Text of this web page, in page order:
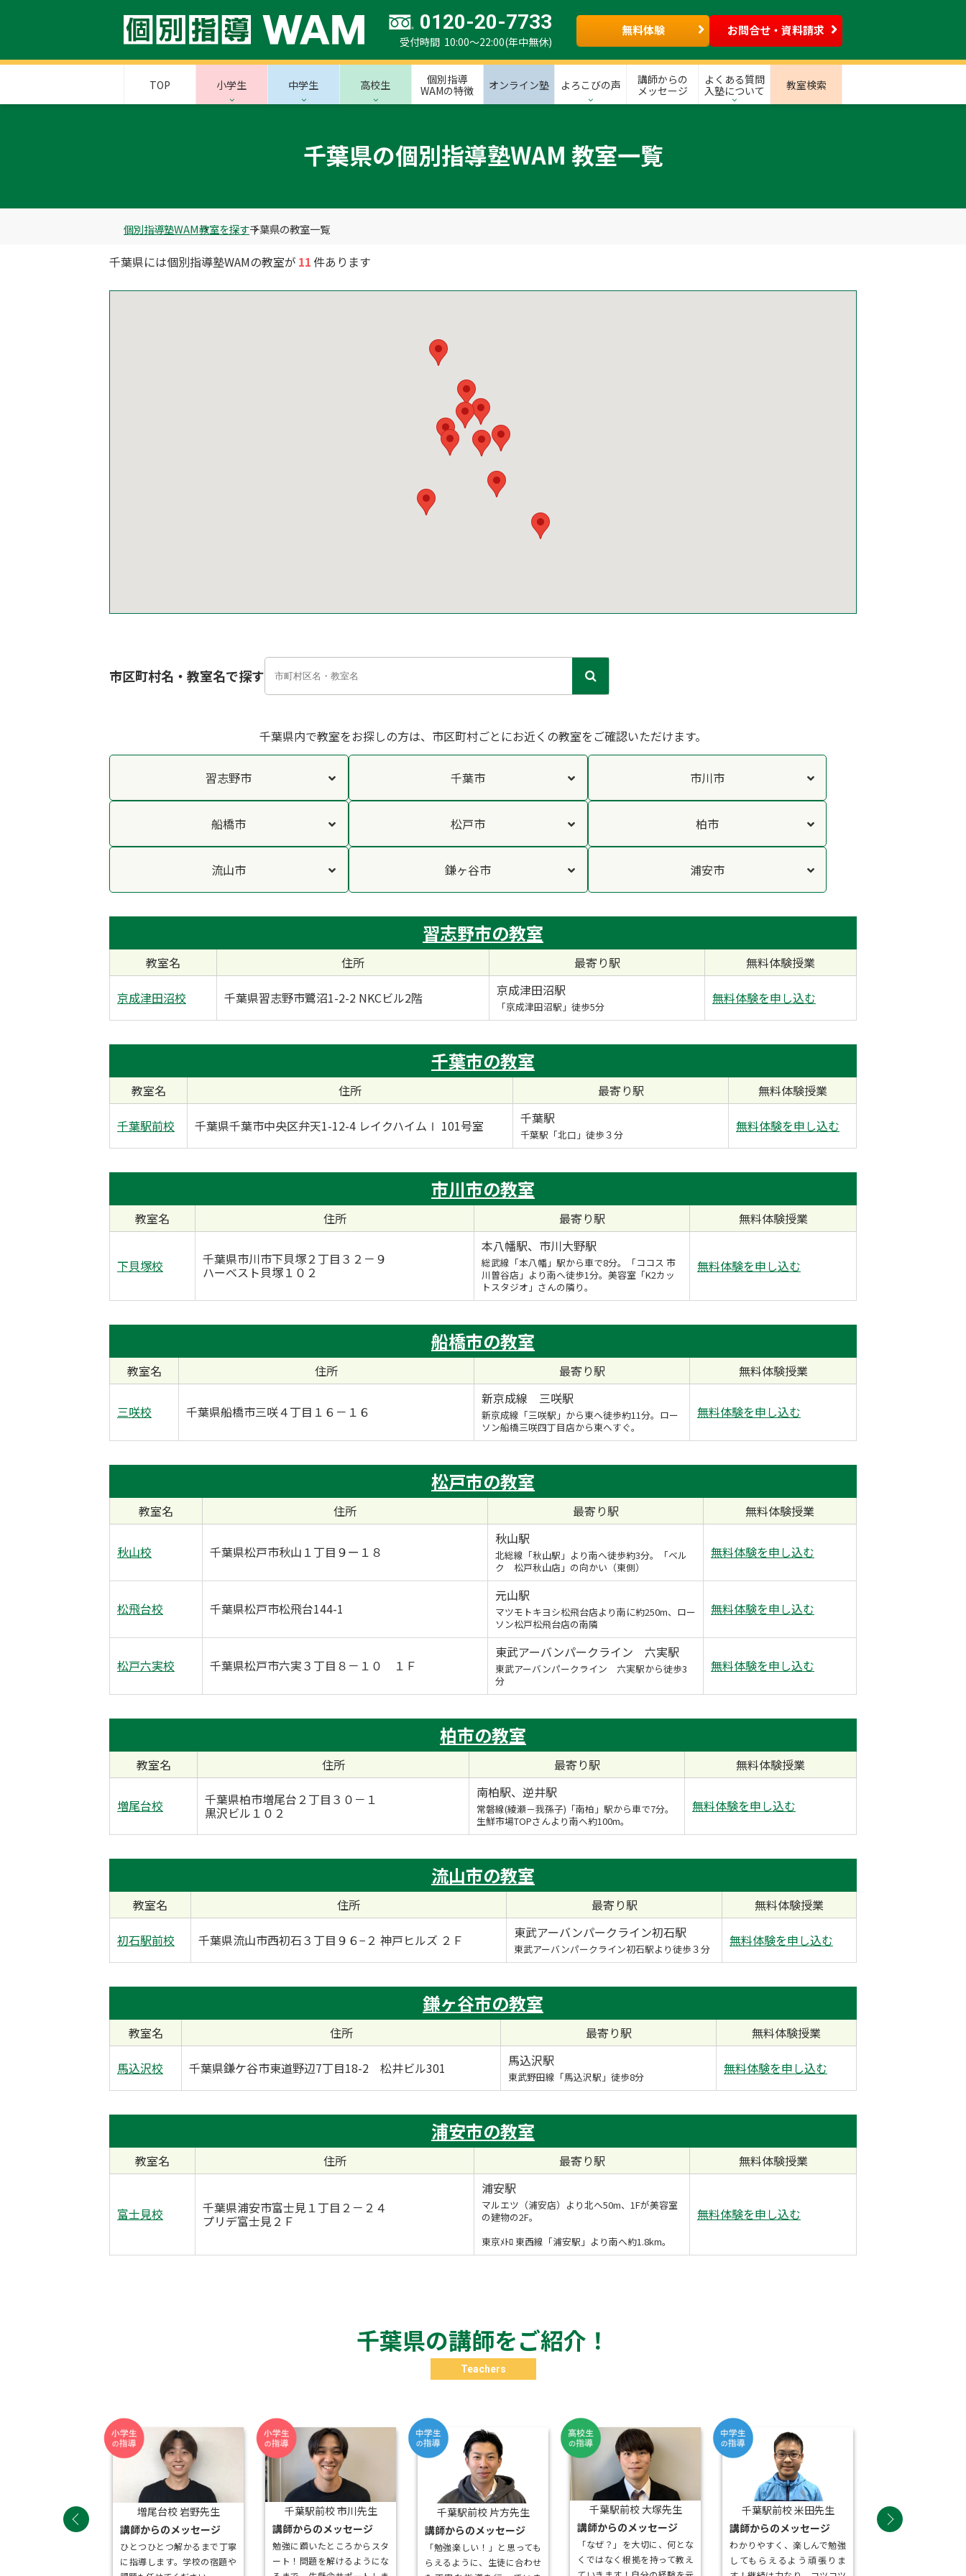
0120-20-7733
受付時間 10:00～22:00(年中無休)
無料体験 お問合せ・資料請求
TOP 小学生 中学生 高校生
個別指導
WAMの特徴
オンライン塾 よろこびの声
講師からの
メッセージ
よくある質問
入塾について
教室検索
千葉県の個別指導塾WAM 教室一覧
個別指導塾WAM教室を探す千葉県の教室一覧
千葉県には個別指導塾WAMの教室が 11件あります
市区町村名・教室名で探す
千葉県内で教室をお探しの方は、市区町村ごとにお近くの教室をご確認いただけます。
習志野市 千葉市 市川市
船橋市 松戸市 柏市
流山市 鎌ヶ谷市 浦安市
習志野市の教室
教室名 住所 最寄り駅 無料体験授業
京成津田沼校 千葉県習志野市鷺沼1-2-2 NKCビル2階 京成津田沼駅
「京成津田沼駅」徒歩5分
無料体験を申し込む
千葉市の教室
教室名 住所 最寄り駅 無料体験授業
千葉駅前校 千葉県千葉市中央区弁天1-12-4 レイクハイムⅠ 101号室 千葉駅
千葉駅「北口」徒歩３分
無料体験を申し込む
市川市の教室
教室名 住所 最寄り駅 無料体験授業
下貝塚校 千葉県市川市下貝塚２丁目３２－９
ハーベスト貝塚１０２
本八幡駅、市川大野駅
総武線「本八幡」駅から車で8分。「ココス 市
川曽谷店」より南へ徒歩1分。美容室「K2カッ
トスタジオ」さんの隣り。
無料体験を申し込む
船橋市の教室
教室名 住所 最寄り駅 無料体験授業
三咲校 千葉県船橋市三咲４丁目１６－１６
新京成線 三咲駅
新京成線「三咲駅」から東へ徒歩約11分。ロー
ソン船橋三咲四丁目店から東へすぐ。
無料体験を申し込む
松戸市の教室
教室名 住所 最寄り駅 無料体験授業
秋山校 千葉県松戸市秋山１丁目９ー１８
秋山駅
北総線「秋山駅」より南へ徒歩約3分。「ベル
ク 松戸秋山店」の向かい（東側）
無料体験を申し込む
松飛台校 千葉県松戸市松飛台144-1
元山駅
マツモトキヨシ松飛台店より南に約250m、ロー
ソン松戸松飛台店の南隣
無料体験を申し込む
松戸六実校 千葉県松戸市六実３丁目８－１０ １Ｆ
東武アーバンパークライン 六実駅
東武アーバンパークライン 六実駅から徒歩3
分
無料体験を申し込む
柏市の教室
教室名 住所 最寄り駅 無料体験授業
増尾台校 千葉県柏市増尾台２丁目３０－１
黒沢ビル１０２
南柏駅、逆井駅
常磐線(綾瀬－我孫子)「南柏」駅から車で7分。
生鮮市場TOPさんより南へ約100m。
無料体験を申し込む
流山市の教室
教室名 住所 最寄り駅 無料体験授業
初石駅前校 千葉県流山市西初石３丁目９６−２ 神戸ヒルズ ２Ｆ 東武アーバンパークライン初石駅
東武アーバンパークライン初石駅より徒歩３分
無料体験を申し込む
鎌ヶ谷市の教室
教室名 住所 最寄り駅 無料体験授業
馬込沢校 千葉県鎌ケ谷市東道野辺7丁目18-2 松井ビル301 馬込沢駅
東武野田線「馬込沢駅」徒歩8分
無料体験を申し込む
浦安市の教室
教室名 住所 最寄り駅 無料体験授業
富士見校 千葉県浦安市富士見１丁目２－２４
プリデ富士見２Ｆ
浦安駅
マルエツ（浦安店）より北へ50m、1Fが美容室
の建物の2F。
東京ﾒﾄﾛ 東西線「浦安駅」より南へ約1.8km。
無料体験を申し込む
千葉県の講師をご紹介！
Teachers
台校 茂呂先生
のメッセージ
増尾台校 岩野先生
講師からのメッセージ
ひとつひとつ解かるまで丁寧
に指導します。学校の宿題や
千葉駅前校 市川先生
講師からのメッセージ
勉強に躓いたところからスタ
ート！問題を解けるようにな
千葉駅前校 片方先生
講師からのメッセージ
「勉強楽しい！」と思っても
らえるように、生徒に合わせ
千葉駅前校 大塚先生
講師からのメッセージ
「なぜ？」を大切に、何とな
くではなく根拠を持って教え
千葉駅前校 米田先生
講師からのメッセージ
わかりやすく、楽しんで勉強
してもらえるよう頑張りま
松戸六実校 上
講師からのメッセ